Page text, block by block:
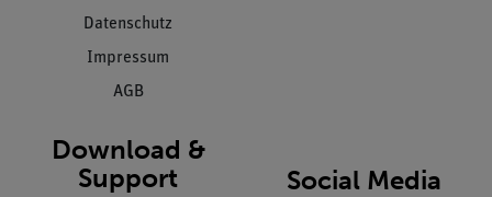
Datenschutz
Impressum
AGB
Download &
Support
Social Media